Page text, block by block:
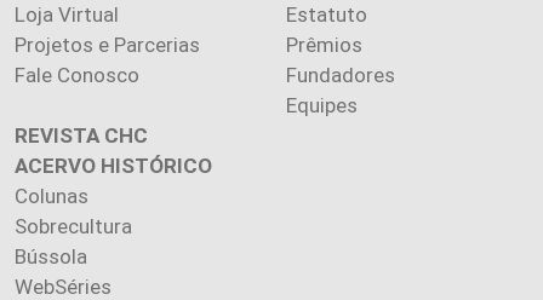
Loja Virtual
Projetos e Parcerias
Fale Conosco
Estatuto
Prêmios
Fundadores
Equipes
REVISTA CHC
ACERVO HISTÓRICO
Colunas
Sobrecultura
Bússola
WebSéries